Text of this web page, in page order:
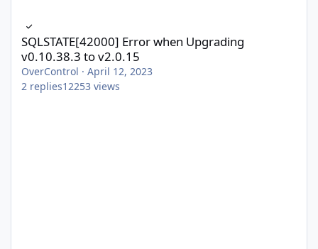
SQLSTATE[42000] Error when Upgrading
v0.10.38.3 to v2.0.15
OverControl · April 12, 2023
2 replies12253 views